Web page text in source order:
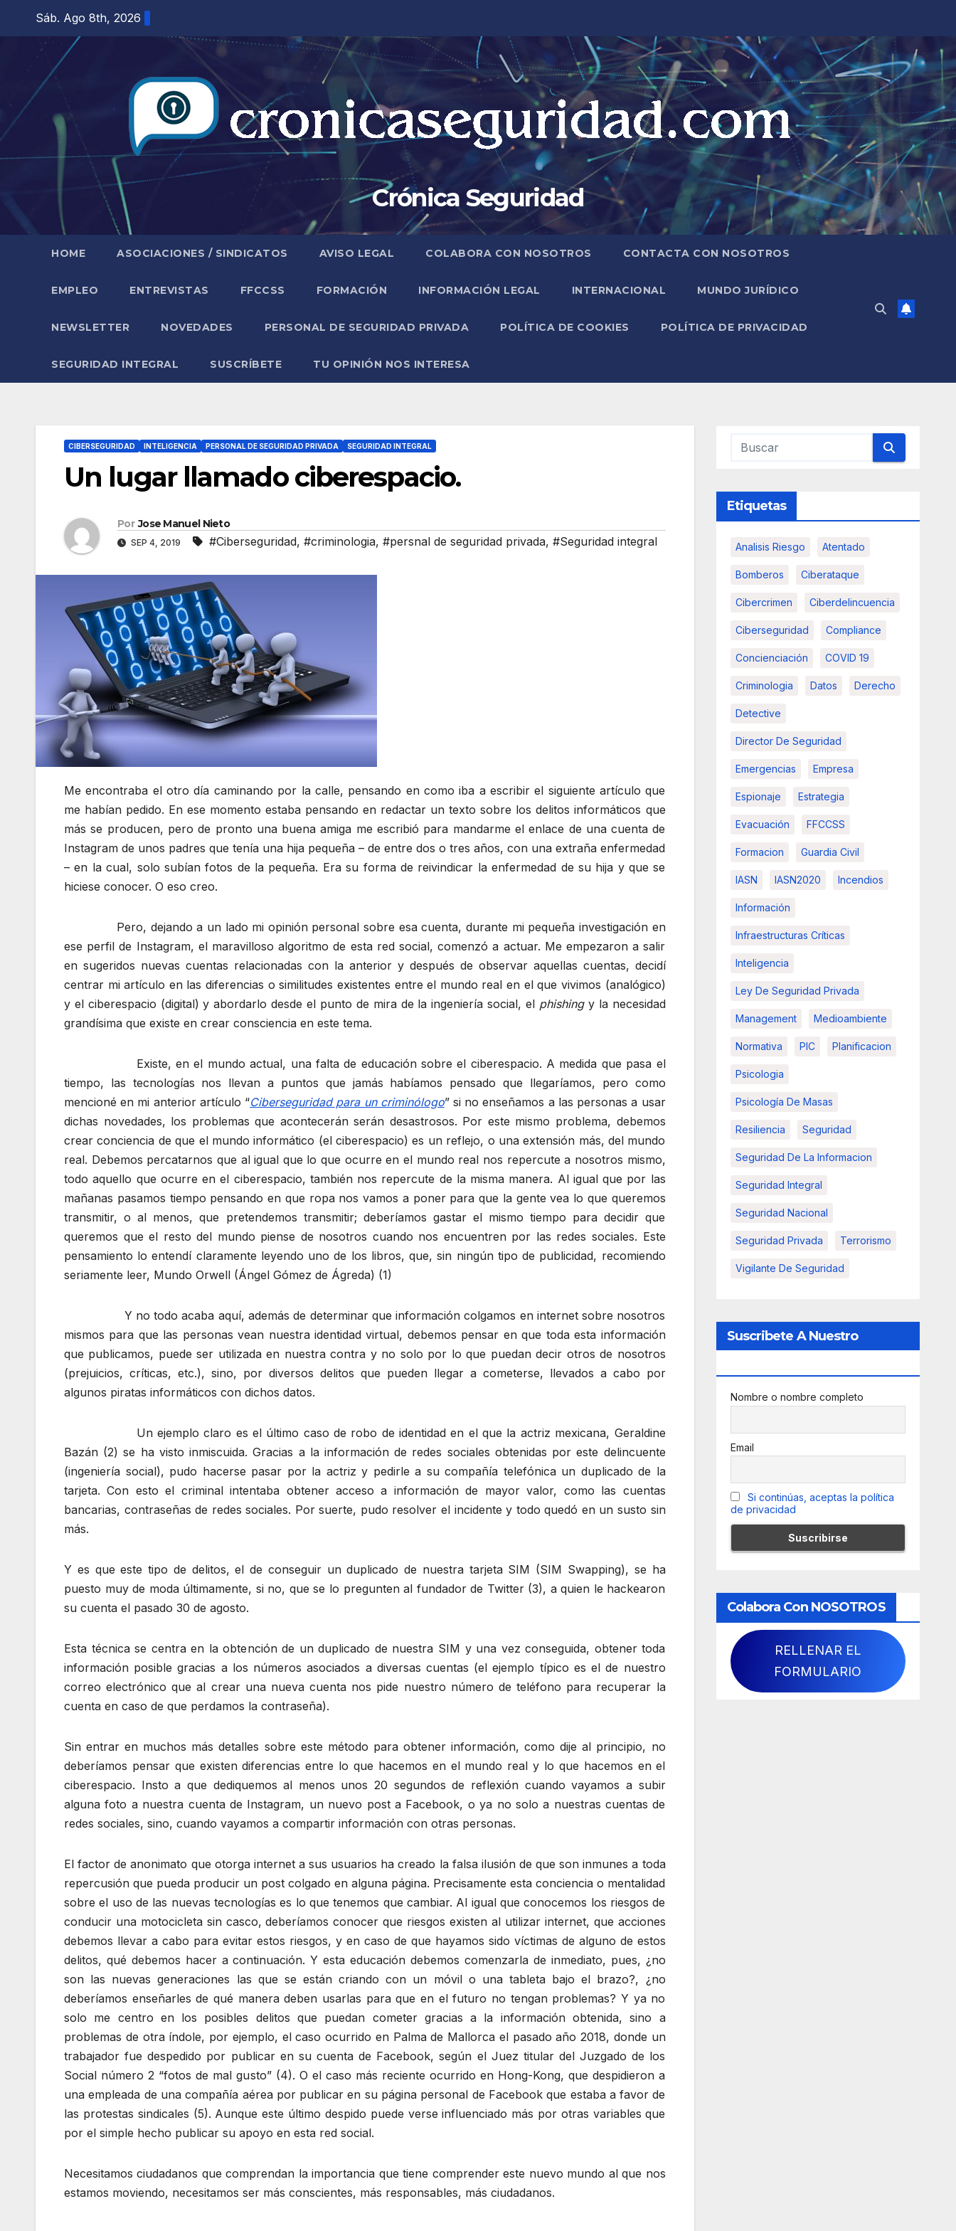
contenido
Sáb. Ago 8th, 2026
Crónica Seguridad
HOME ASOCIACIONES / SINDICATOS AVISO LEGAL COLABORA CON NOSOTROS CONTACTA CON NOSOTROS
EMPLEO ENTREVISTAS FFCCSS FORMACIÓN INFORMACIÓN LEGAL INTERNACIONAL MUNDO JURÍDICO
NEWSLETTER NOVEDADES PERSONAL DE SEGURIDAD PRIVADA POLÍTICA DE COOKIES POLÍTICA DE PRIVACIDAD
SEGURIDAD INTEGRAL SUSCRÍBETE TU OPINIÓN NOS INTERESA
CIBERSEGURIDAD INTELIGENCIA PERSONAL DE SEGURIDAD PRIVADA SEGURIDAD INTEGRAL
Un lugar llamado ciberespacio.
Por Jose Manuel Nieto
SEP 4, 2019 #Ciberseguridad, #criminologia, #persnal de seguridad privada, #Seguridad integral
Me encontraba el otro día caminando por la calle, pensando en como iba a escribir el siguiente artículo que
me habían pedido. En ese momento estaba pensando en redactar un texto sobre los delitos informáticos que
más se producen, pero de pronto una buena amiga me escribió para mandarme el enlace de una cuenta de
Instagram de unos padres que tenía una hija pequeña – de entre dos o tres años, con una extraña enfermedad
– en la cual, solo subían fotos de la pequeña. Era su forma de reivindicar la enfermedad de su hija y que se
hiciese conocer. O eso creo.
Pero, dejando a un lado mi opinión personal sobre esa cuenta, durante mi pequeña investigación en
ese perfil de Instagram, el maravilloso algoritmo de esta red social, comenzó a actuar. Me empezaron a salir
en sugeridos nuevas cuentas relacionadas con la anterior y después de observar aquellas cuentas, decidí
centrar mi artículo en las diferencias o similitudes existentes entre el mundo real en el que vivimos (analógico)
y el ciberespacio (digital) y abordarlo desde el punto de mira de la ingeniería social, el phishingy la necesidad
grandísima que existe en crear consciencia en este tema.
Existe, en el mundo actual, una falta de educación sobre el ciberespacio. A medida que pasa el
tiempo, las tecnologías nos llevan a puntos que jamás habíamos pensado que llegaríamos, pero como
mencioné en mi anterior artículo “Ciberseguridad para un criminólogo” si no enseñamos a las personas a usar
dichas novedades, los problemas que acontecerán serán desastrosos. Por este mismo problema, debemos
crear conciencia de que el mundo informático (el ciberespacio) es un reflejo, o una extensión más, del mundo
real. Debemos percatarnos que al igual que lo que ocurre en el mundo real nos repercute a nosotros mismo,
todo aquello que ocurre en el ciberespacio, también nos repercute de la misma manera. Al igual que por las
mañanas pasamos tiempo pensando en que ropa nos vamos a poner para que la gente vea lo que queremos
transmitir, o al menos, que pretendemos transmitir; deberíamos gastar el mismo tiempo para decidir que
queremos que el resto del mundo piense de nosotros cuando nos encuentren por las redes sociales. Este
pensamiento lo entendí claramente leyendo uno de los libros, que, sin ningún tipo de publicidad, recomiendo
seriamente leer, Mundo Orwell (Ángel Gómez de Ágreda) (1)
Y no todo acaba aquí, además de determinar que información colgamos en internet sobre nosotros
mismos para que las personas vean nuestra identidad virtual, debemos pensar en que toda esta información
que publicamos, puede ser utilizada en nuestra contra y no solo por lo que puedan decir otros de nosotros
(prejuicios, críticas, etc.), sino, por diversos delitos que pueden llegar a cometerse, llevados a cabo por
algunos piratas informáticos con dichos datos.
Un ejemplo claro es el último caso de robo de identidad en el que la actriz mexicana, Geraldine
Bazán (2) se ha visto inmiscuida. Gracias a la información de redes sociales obtenidas por este delincuente
(ingeniería social), pudo hacerse pasar por la actriz y pedirle a su compañía telefónica un duplicado de la
tarjeta. Con esto el criminal intentaba obtener acceso a información de mayor valor, como las cuentas
bancarias, contraseñas de redes sociales. Por suerte, pudo resolver el incidente y todo quedó en un susto sin
más.
Y es que este tipo de delitos, el de conseguir un duplicado de nuestra tarjeta SIM (SIM Swapping), se ha
puesto muy de moda últimamente, si no, que se lo pregunten al fundador de Twitter (3), a quien le hackearon
su cuenta el pasado 30 de agosto.
Esta técnica se centra en la obtención de un duplicado de nuestra SIM y una vez conseguida, obtener toda
información posible gracias a los números asociados a diversas cuentas (el ejemplo típico es el de nuestro
correo electrónico que al crear una nueva cuenta nos pide nuestro número de teléfono para recuperar la
cuenta en caso de que perdamos la contraseña).
Sin entrar en muchos más detalles sobre este método para obtener información, como dije al principio, no
deberíamos pensar que existen diferencias entre lo que hacemos en el mundo real y lo que hacemos en el
ciberespacio. Insto a que dediquemos al menos unos 20 segundos de reflexión cuando vayamos a subir
alguna foto a nuestra cuenta de Instagram, un nuevo post a Facebook, o ya no solo a nuestras cuentas de
redes sociales, sino, cuando vayamos a compartir información con otras personas.
El factor de anonimato que otorga internet a sus usuarios ha creado la falsa ilusión de que son inmunes a toda
repercusión que pueda producir un post colgado en alguna página. Precisamente esta conciencia o mentalidad
sobre el uso de las nuevas tecnologías es lo que tenemos que cambiar. Al igual que conocemos los riesgos de
conducir una motocicleta sin casco, deberíamos conocer que riesgos existen al utilizar internet, que acciones
debemos llevar a cabo para evitar estos riesgos, y en caso de que hayamos sido víctimas de alguno de estos
delitos, qué debemos hacer a continuación. Y esta educación debemos comenzarla de inmediato, pues, ¿no
son las nuevas generaciones las que se están criando con un móvil o una tableta bajo el brazo?, ¿no
deberíamos enseñarles de qué manera deben usarlas para que en el futuro no tengan problemas? Y ya no
solo me centro en los posibles delitos que puedan cometer gracias a la información obtenida, sino a
problemas de otra índole, por ejemplo, el caso ocurrido en Palma de Mallorca el pasado año 2018, donde un
trabajador fue despedido por publicar en su cuenta de Facebook, según el Juez titular del Juzgado de los
Social número 2 “fotos de mal gusto” (4). O el caso más reciente ocurrido en Hong-Kong, que despidieron a
una empleada de una compañía aérea por publicar en su página personal de Facebook que estaba a favor de
las protestas sindicales (5). Aunque este último despido puede verse influenciado más por otras variables que
por el simple hecho publicar su apoyo en esta red social.
Necesitamos ciudadanos que comprendan la importancia que tiene comprender este nuevo mundo al que nos
estamos moviendo, necesitamos ser más conscientes, más responsables, más ciudadanos.
Etiquetas
Analisis Riesgo Atentado
Bomberos Ciberataque
Cibercrimen Ciberdelincuencia
Ciberseguridad Compliance
Concienciación COVID 19
Criminologia Datos Derecho
Detective
Director De Seguridad
Emergencias Empresa
Espionaje Estrategia
Evacuación FFCCSS
Formacion Guardia Civil
IASN IASN2020 Incendios
Información
Infraestructuras Críticas
Inteligencia
Ley De Seguridad Privada
Management Medioambiente
Normativa PIC Planificacion
Psicologia
Psicología De Masas
Resiliencia Seguridad
Seguridad De La Informacion
Seguridad Integral
Seguridad Nacional
Seguridad Privada Terrorismo
Vigilante De Seguridad
Suscribete A Nuestro
Nombre o nombre completo
Email
Si continúas, aceptas la política
de privacidad
Colabora Con NOSOTROS
RELLENAR EL
FORMULARIO